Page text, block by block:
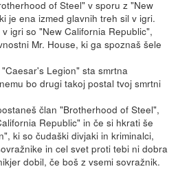
of Steel" v sporu z "New
je ena izmed glavnih treh sil v igri.
igri so "New California Republic",
Mr. House, ki ga spoznaš šele
Legion" sta smrtna
bo drugi takoj postal tvoj smrtni
član "Brotherhood of Steel",
Republic" in če si hkrati še
ki so čudaški divjaki in kriminalci,
in cel svet proti tebi ni dobra
dobil, če boš z vsemi sovražnik.